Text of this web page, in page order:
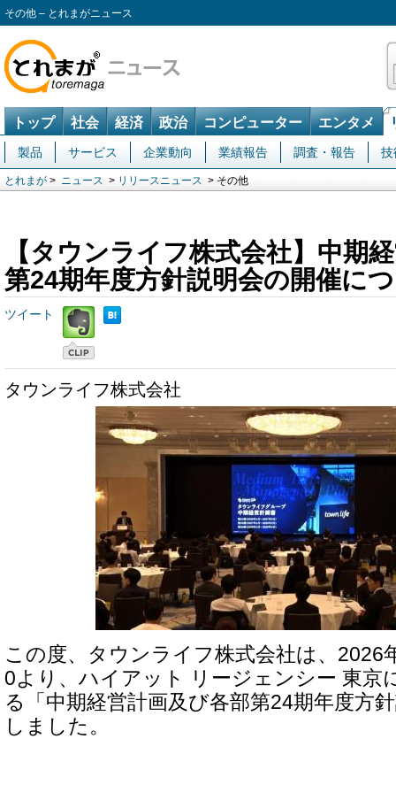
その他 – とれまがニュース
トップ 社会 経済 政治 コンピューター エンタメ
製品 サービス 企業動向 業績報告 調査・報告 技
とれまが > ニュース > リリースニュース > その他
【タウンライフ株式会社】中期
第24期年度方針説明会の開催に
ツイート
タウンライフ株式会社
この度、タウンライフ株式会社は、2026
0より、ハイアット リージェンシー 東京
る「中期経営計画及び各部第24期年度方
しました。